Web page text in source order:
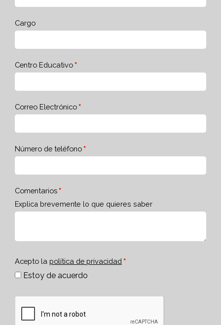
Cargo
Centro Educativo
Correo Electrónico
Número de teléfono
Comentarios
Explica brevemente lo que quieres saber
Acepto la política de privacidad
Estoy de acuerdo